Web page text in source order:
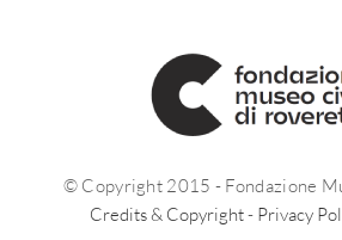
© Copyright 2015 - Fondazione
Credits & Copyright- Privacy